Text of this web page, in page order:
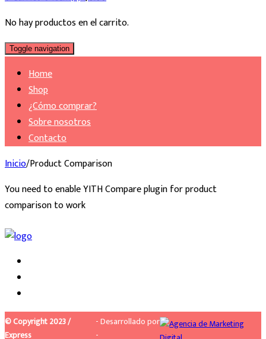
No hay productos en el carrito.
Toggle navigation
Home
Shop
¿Cómo comprar?
Sobre nosotros
Contacto
Inicio/Product Comparison
You need to enable YITH Compare plugin for product
comparison to work
© Copyright 2023 /
Express
- Desarrollado por
-